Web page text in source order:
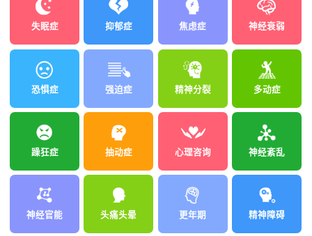
失眠症 抑郁症 焦虑症 神经衰弱
恐惧症 强迫症 精神分裂 多动症
躁狂症 抽动症 心理咨询 神经紊乱
神经官能 头痛头晕 更年期 精神障碍